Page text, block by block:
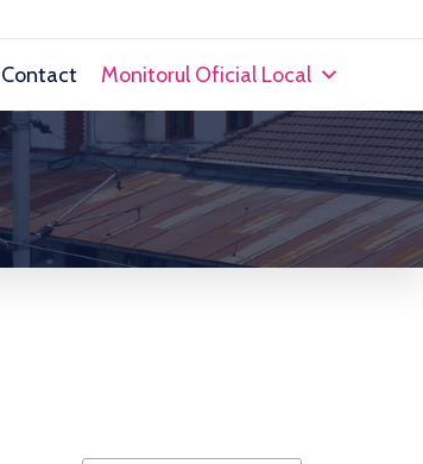
Contact Monitorul Oficial Local